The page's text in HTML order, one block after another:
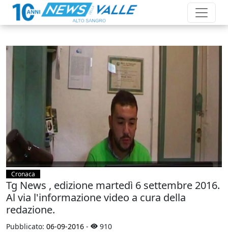
Cronaca
Tg News , edizione martedì 6 settembre 2016.
Al via l'informazione video a cura della
redazione.
Pubblicato: 06-09-2016 - 910